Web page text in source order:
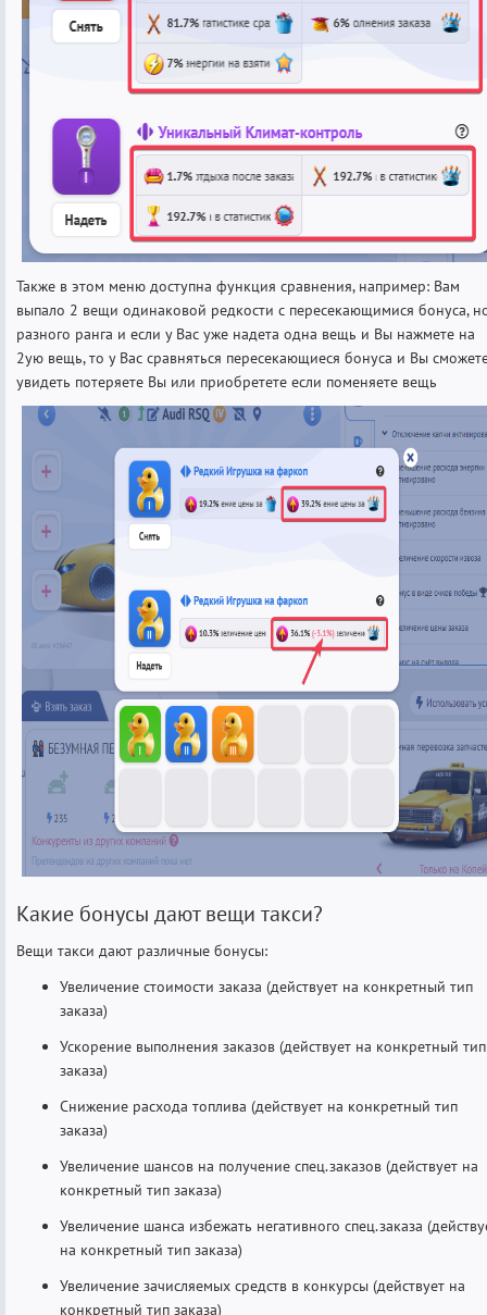
Также в этом меню доступна функция сравнения, например: Вам
выпало 2 вещи одинаковой редкости с пересекающимися бонуса,
разного ранга и если у Вас уже надета одна вещь и Вы нажмете на
2ую вещь, то у Вас сравняться пересекающиеся бонуса и Вы
увидеть потеряете Вы или приобретете если поменяете вещь
Какие бонусы дают вещи такси?
Вещи такси дают различные бонусы:
Увеличение стоимости заказа (действует на конкретный тип
заказа)
Ускорение выполнения заказов (действует на конкретный тип
заказа)
Снижение расхода топлива (действует на конкретный тип
заказа)
Увеличение шансов на получение спец.заказов (действует на
конкретный тип заказа)
Увеличение шанса избежать негативного спец.заказа
на конкретный тип заказа)
Увеличение зачисляемых средств в конкурсы (действует на
конкретный тип заказа)